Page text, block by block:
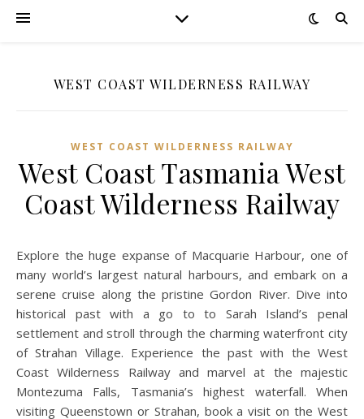
WEST COAST WILDERNESS RAILWAY
WEST COAST WILDERNESS RAILWAY
West Coast Tasmania West
Coast Wilderness Railway
Explore the huge expanse of Macquarie Harbour, one of
many world’s largest natural harbours, and embark on a
serene cruise along the pristine Gordon River. Dive into
historical past with a go to to Sarah Island’s penal
settlement and stroll through the charming waterfront city
of Strahan Village. Experience the past with the West
Coast Wilderness Railway and marvel at the majestic
Montezuma Falls, Tasmania’s highest waterfall. When
visiting Queenstown or Strahan, book a visit on the West